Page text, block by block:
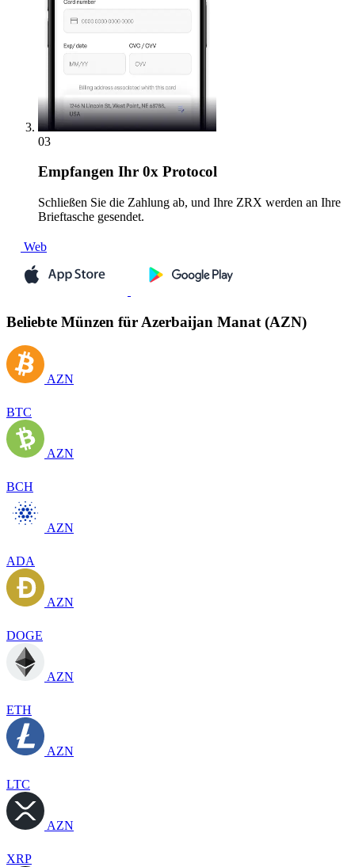
03
Empfangen Ihr 0x Protocol
Schließen Sie die Zahlung ab, und Ihre ZRX werden an Ihre
Brieftasche gesendet.
Web
Beliebte Münzen für Azerbaijan Manat (AZN)
AZN
BTC
AZN
BCH
AZN
ADA
AZN
DOGE
AZN
ETH
AZN
LTC
AZN
XRP